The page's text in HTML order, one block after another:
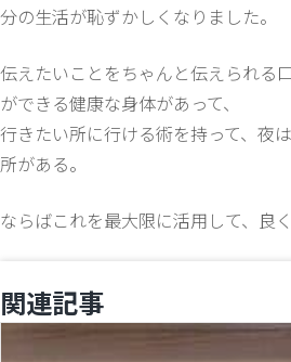
分の生活が恥ずかしくなりました。
伝えたいことをちゃんと伝えられる
ができる健康な身体があって、
行きたい所に行ける術を持って、夜
所がある。
ならばこれを最大限に活用して、良
関連記事